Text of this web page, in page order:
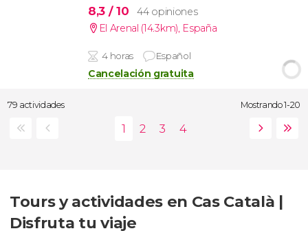
8,3 / 10
44 opiniones
El Arenal (14.3km), España
4 horas Español
Cancelación gratuita
79 actividades Mostrando 1-20
Tours y actividades en Cas Català |
Disfruta tu viaje